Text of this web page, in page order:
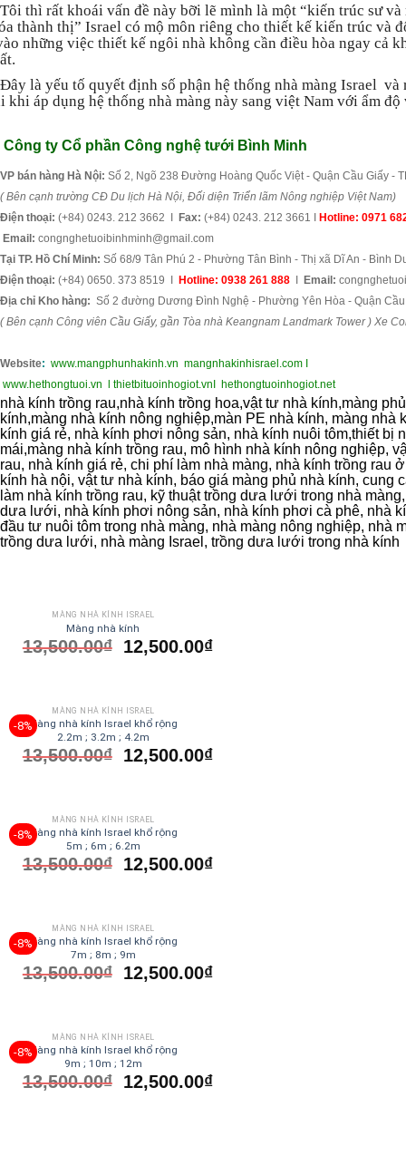
Tôi thì rất khoái vấn đề này bỡi lẽ mình là một “kiến trúc sư
thành thị” Israel có mộ môn riêng cho thiết kế kiến trúc và
những việc thiết kế ngôi nhà không cần điều hòa ngay cả
Đây là yếu tố quyết định số phận hệ thống nhà màng Israel và
khi áp dụng hệ thống nhà màng này sang việt Nam với ẩm
Công ty Cổ phần Công nghệ tưới Bình Minh
VP bán hàng Hà Nội: Số 2, Ngõ 238 Đường Hoàng Quốc Việt - Quận Cầu Giấy -
( Bên cạnh trường CĐ Du lịch Hà Nội, Đối diện Triển lãm Nông nghiệp Việt Nam)
Điện thoại: (+84) 0243. 212 3662 I Fax: (+84) 0243. 212 3661 I Hotline: 0971
Email: congnghetuoibinhminh@gmail.com
Tại TP. Hồ Chí Minh: Số 68/9 Tân Phú 2 - Phường Tân Bình - Thị xã Dĩ An - Bình
Điện thoại: (+84) 0650. 373 8519 I Hotline: 0938 261 888 I Email:
Địa chỉ Kho hàng: Số 2 đường Dương Đình Nghệ - Phường Yên Hòa - Quận Cầu
( Bên cạnh Công viên Cầu Giấy, gần Tòa nhà Keangnam Landmark Tower ) Xe
Website: www.mangphunhakinh.vn mangnhakinhisrael.com I
www.hethongtuoi.vn l thietbituoinhogiot.vnI hethongtuoinhogiot.net
nhà kính trồng rau,nhà kính trồng hoa,vật tư nhà kính,màng
kính,màng nhà kính nông nghiệp,màn PE nhà kính, màng nhà
kính giá rẻ, nhà kính phơi nông sản, nhà kính nuôi tôm,thiết bị
mái,màng nhà kính trồng rau, mô hình nhà kính nông nghiệp,
rau, nhà kính giá rẻ, chi phí làm nhà màng, nhà kính trồng rau
kính hà nội, vật tư nhà kính, báo giá màng phủ nhà kính, cung
làm nhà kính trồng rau, kỹ thuật trồng dưa lưới trong nhà
dưa lưới, nhà kính phơi nông sản, nhà kính phơi cà phê, nhà
đầu tư nuôi tôm trong nhà màng, nhà màng nông nghiệp, nhà
trồng dưa lưới, nhà màng Israel, trồng dưa lưới trong nhà kính
MÀNG NHÀ KÍNH ISRAEL
Màng nhà kính
13,500.00₫ 12,500.00₫
-8%
MÀNG NHÀ KÍNH ISRAEL
Màng nhà kính Israel khổ rộng
2.2m ; 3.2m ; 4.2m
13,500.00₫ 12,500.00₫
-8%
MÀNG NHÀ KÍNH ISRAEL
Màng nhà kính Israel khổ rộng
5m ; 6m ; 6.2m
13,500.00₫ 12,500.00₫
-8%
MÀNG NHÀ KÍNH ISRAEL
Màng nhà kính Israel khổ rộng
7m ; 8m ; 9m
13,500.00₫ 12,500.00₫
-8%
MÀNG NHÀ KÍNH ISRAEL
Màng nhà kính Israel khổ rộng
9m ; 10m ; 12m
13,500.00₫ 12,500.00₫